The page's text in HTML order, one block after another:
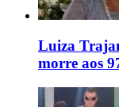
Luiza
morre aos